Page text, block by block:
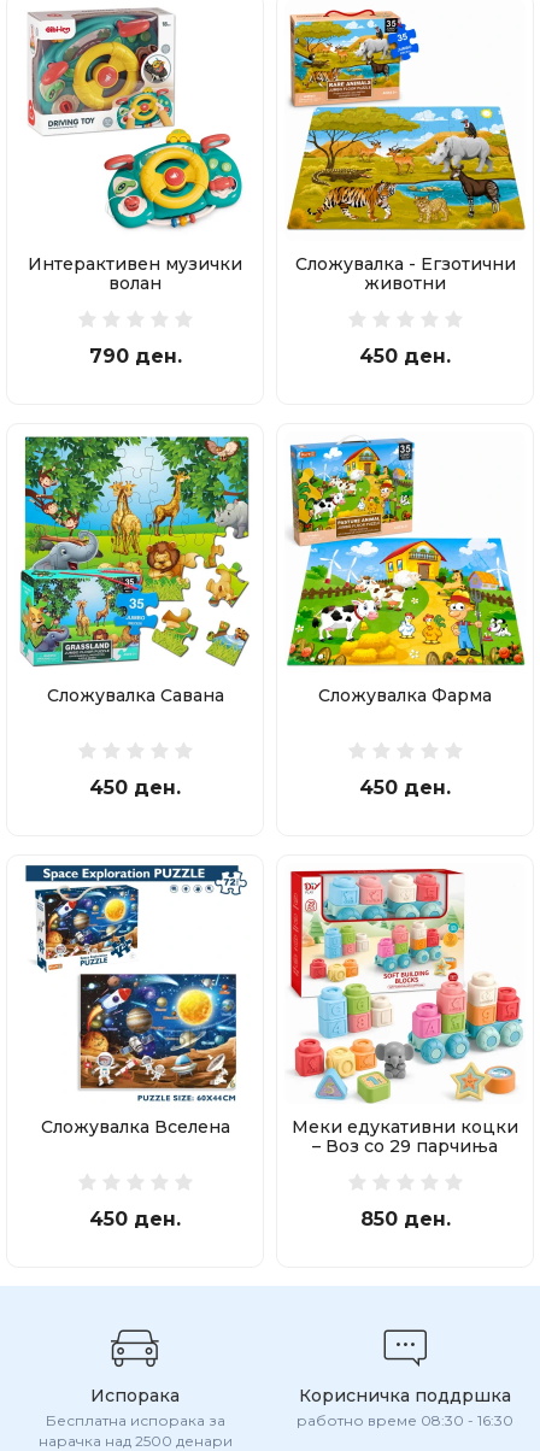
Интерактивен музички
волан
790 ден.
Сложувалка - Егзотични
животни
450 ден.
Сложувалка Савана
450 ден.
Сложувалка Фарма
450 ден.
Сложувалка Вселена
450 ден.
Меки едукативни коцки
– Воз со 29 парчиња
850 ден.
Испорака
Бесплатна испорака за
нарачка над 2500 денари
Корисничка поддршка
работно време 08:30 - 16:30